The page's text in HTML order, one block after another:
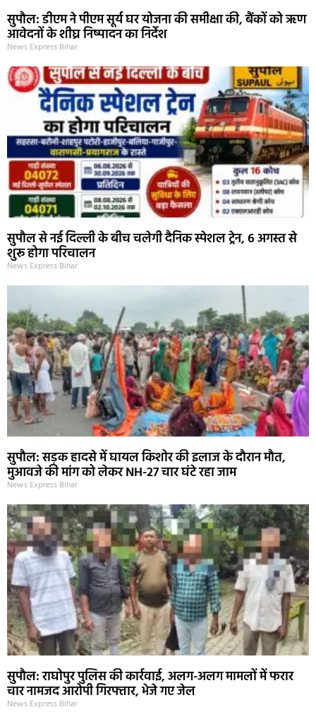
सुपौल: डीएम ने पीएम सूर्य घर योजना की समीक्षा की, बैंकों को ऋण
आवेदनों के शीघ्र निष्पादन का निर्देश
News Express Bihar
सुपौल से नई दिल्ली के बीच चलेगी दैनिक स्पेशल ट्रेन, 6 अगस्त से
शुरू होगा परिचालन
News Express Bihar
सुपौल: सड़क हादसे में घायल किशोर की इलाज के दौरान मौत,
मुआवजे की मांग को लेकर NH-27 चार घंटे रहा जाम
News Express Bihar
सुपौल: राघोपुर पुलिस की कार्रवाई, अलग-अलग मामलों में फरार
चार नामजद आरोपी गिरफ्तार, भेजे गए जेल
News Express Bihar